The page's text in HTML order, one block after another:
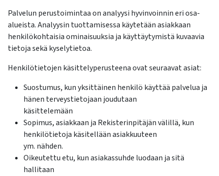
Palvelun perustoimintaa on analyysi hyvinvoinnin eri osa-
alueista. Analyysin tuottamisessa käytetään asiakkaan
henkilökohtaisia ominaisuuksia ja käyttäytymistä kuvaavia
tietoja sekä kyselytietoa.
Henkilötietojen käsittelyperusteena ovat seuraavat asiat:
Suostumus, kun yksittäinen henkilö käyttää palvelua ja
hänen terveystietojaan joudutaan
käsittelemään
Sopimus, asiakkaan ja Rekisterinpitäjän välillä, kun
henkilötietoja käsitellään asiakkuuteen
ym. nähden.
Oikeutettu etu, kun asiakassuhde luodaan ja sitä
hallitaan